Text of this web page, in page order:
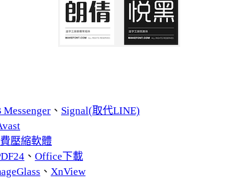
Messenger、 Signal(取代LINE)
壓縮軟體
、 Office下載
、 XnView